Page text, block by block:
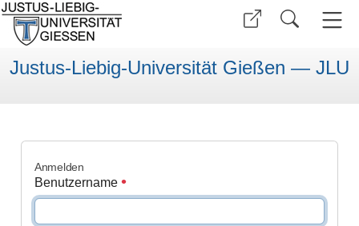
Justus-Liebig-Universität Gießen — JLU
Anmelden
Benutzername